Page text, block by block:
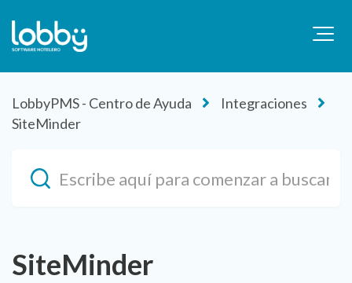
LobbyPMS - Centro de Ayuda
Integraciones
SiteMinder
SiteMinder